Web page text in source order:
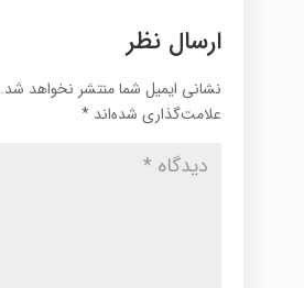
ارسال نظر
نشانی ایمیل شما منتشر نخواهد شد.
علامت‌گذاری شده‌اند *